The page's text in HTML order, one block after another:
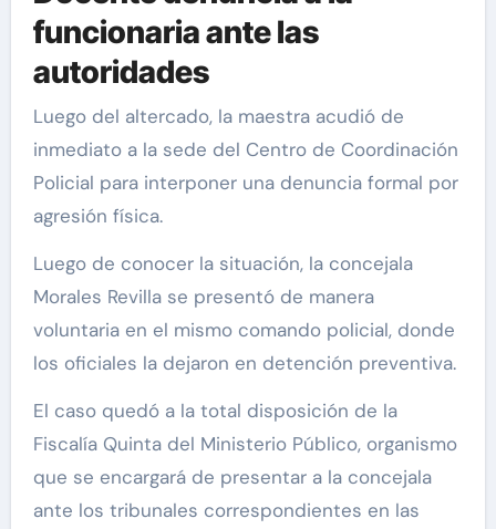
funcionaria ante las
autoridades
Luego del altercado, la maestra acudió de
inmediato a la sede del Centro de Coordinación
Policial para interponer una denuncia formal por
agresión física.
Luego de conocer la situación, la concejala
Morales Revilla se presentó de manera
voluntaria en el mismo comando policial, donde
los oficiales la dejaron en detención preventiva.
El caso quedó a la total disposición de la
Fiscalía Quinta del Ministerio Público, organismo
que se encargará de presentar a la concejala
ante los tribunales correspondientes en las